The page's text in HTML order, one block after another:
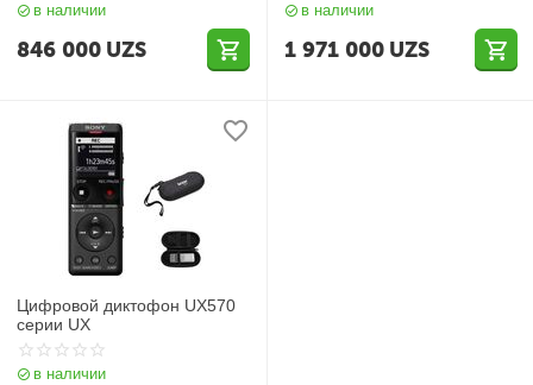
в наличии
846 000 UZS
в наличии
1 971 000 UZS
Цифровой диктофон UX570
серии UX
в наличии